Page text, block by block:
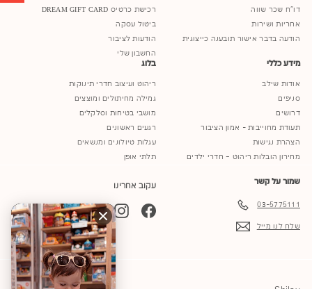
דו"ח שכר שווה
אחריות ושירות
הודעה בדבר אישור תובענה כייצוגית
רכישת כרטיס DREAM GIFT CARD
ביטול עסקה
הודעות לציבור
החשבון שלי
מידע כללי
אודות שילב
סניפים
דרושים
תעודת מחוייבות - אמון הציבור
הצהרת נגישות
מחירון הובלות ריהוט – חדרי ילדים
בלוג
ריהוט ועיצוב חדרי תינוקות
גמילה מחיתולים ומוצצים
מושבי בטיחות וסלקלים
רגעים ראשונים
עגלות טיולונים ומנשאים
תלתי אופן
שמור על קשר
03-5775111
שלח לנו מייל
עקוב אחרינו
Facebook
Instagram
TikTok
YouTube